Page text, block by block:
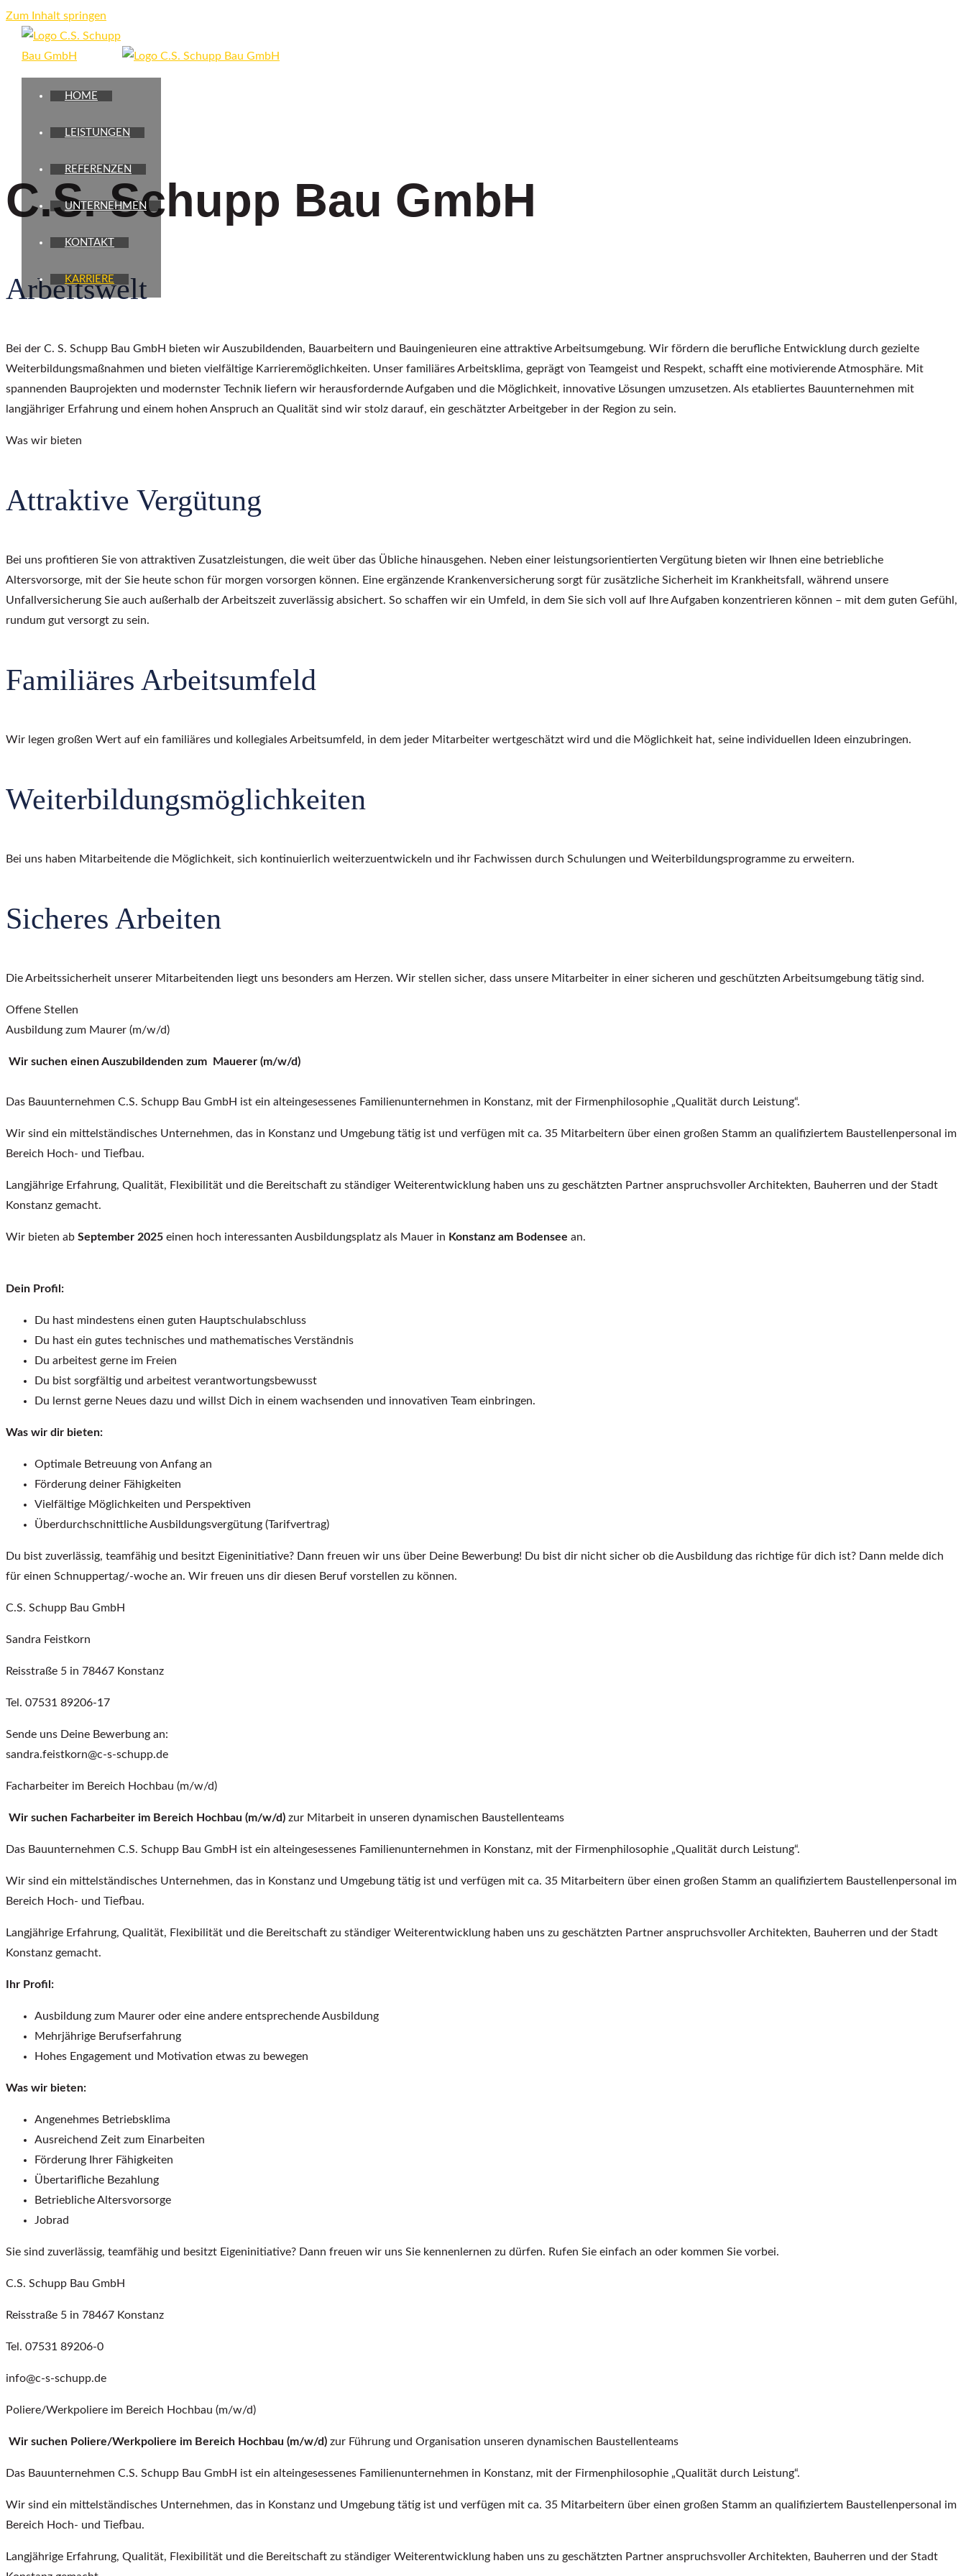
Zum Inhalt springen
HOME
LEISTUNGEN
REFERENZEN
UNTERNEHMEN
KONTAKT
KARRIERE
Ihre Karriere in der Baubranche
C.S. Schupp Bau GmbH
Arbeitswelt
Bei der C. S. Schupp Bau GmbH bieten wir Auszubildenden, Bauarbeitern und Bauingenieuren eine attraktive Arbeitsumgebung. Wir fördern die berufliche Entwicklung durch gezielte
Weiterbildungsmaßnahmen und bieten vielfältige Karrieremöglichkeiten. Unser familiäres Arbeitsklima, geprägt von Teamgeist und Respekt, schafft eine motivierende Atmosphäre. Mit
spannenden Bauprojekten und modernster Technik liefern wir herausfordernde Aufgaben und die Möglichkeit, innovative Lösungen umzusetzen. Als etabliertes Bauunternehmen mit
langjähriger Erfahrung und einem hohen Anspruch an Qualität sind wir stolz darauf, ein geschätzter Arbeitgeber in der Region zu sein.
Was wir bieten
Attraktive Vergütung
Bei uns profitieren Sie von attraktiven Zusatzleistungen, die weit über das Übliche hinausgehen. Neben einer leistungsorientierten Vergütung bieten wir Ihnen eine betriebliche
Altersvorsorge, mit der Sie heute schon für morgen vorsorgen können. Eine ergänzende Krankenversicherung sorgt für zusätzliche Sicherheit im Krankheitsfall, während unsere
Unfallversicherung Sie auch außerhalb der Arbeitszeit zuverlässig absichert. So schaffen wir ein Umfeld, in dem Sie sich voll auf Ihre Aufgaben konzentrieren können – mit dem guten Gefühl,
rundum gut versorgt zu sein.
Familiäres Arbeitsumfeld
Wir legen großen Wert auf ein familiäres und kollegiales Arbeitsumfeld, in dem jeder Mitarbeiter wertgeschätzt wird und die Möglichkeit hat, seine individuellen Ideen einzubringen.
Weiterbildungsmöglichkeiten
Bei uns haben Mitarbeitende die Möglichkeit, sich kontinuierlich weiterzuentwickeln und ihr Fachwissen durch Schulungen und Weiterbildungsprogramme zu erweitern.
Sicheres Arbeiten
Die Arbeitssicherheit unserer Mitarbeitenden liegt uns besonders am Herzen. Wir stellen sicher, dass unsere Mitarbeiter in einer sicheren und geschützten Arbeitsumgebung tätig sind.
Offene Stellen
Ausbildung zum Maurer (m/w/d)
Wir suchen einen Auszubildenden zum Mauerer (m/w/d)
Das Bauunternehmen C.S. Schupp Bau GmbH ist ein alteingesessenes Familienunternehmen in Konstanz, mit der Firmenphilosophie „Qualität durch Leistung“.
Wir sind ein mittelständisches Unternehmen, das in Konstanz und Umgebung tätig ist und verfügen mit ca. 35 Mitarbeitern über einen großen Stamm an qualifiziertem Baustellenpersonal im
Bereich Hoch- und Tiefbau.
Langjährige Erfahrung, Qualität, Flexibilität und die Bereitschaft zu ständiger Weiterentwicklung haben uns zu geschätzten Partner anspruchsvoller Architekten, Bauherren und der Stadt
Konstanz gemacht.
Wir bieten ab September 2025 einen hoch interessanten Ausbildungsplatz als Mauer in Konstanz am Bodensee an.
Dein Profil:
Du hast mindestens einen guten Hauptschulabschluss
Du hast ein gutes technisches und mathematisches Verständnis
Du arbeitest gerne im Freien
Du bist sorgfältig und arbeitest verantwortungsbewusst
Du lernst gerne Neues dazu und willst Dich in einem wachsenden und innovativen Team einbringen.
Was wir dir bieten:
Optimale Betreuung von Anfang an
Förderung deiner Fähigkeiten
Vielfältige Möglichkeiten und Perspektiven
Überdurchschnittliche Ausbildungsvergütung (Tarifvertrag)
Du bist zuverlässig, teamfähig und besitzt Eigeninitiative? Dann freuen wir uns über Deine Bewerbung! Du bist dir nicht sicher ob die Ausbildung das richtige für dich ist? Dann melde dich
für einen Schnuppertag/-woche an. Wir freuen uns dir diesen Beruf vorstellen zu können.
C.S. Schupp Bau GmbH
Sandra Feistkorn
Reisstraße 5 in 78467 Konstanz
Tel. 07531 89206-17
Sende uns Deine Bewerbung an:
sandra.feistkorn@c-s-schupp.de
Facharbeiter im Bereich Hochbau (m/w/d)
Wir suchen Facharbeiter im Bereich Hochbau (m/w/d) zur Mitarbeit in unseren dynamischen Baustellenteams
Das Bauunternehmen C.S. Schupp Bau GmbH ist ein alteingesessenes Familienunternehmen in Konstanz, mit der Firmenphilosophie „Qualität durch Leistung“.
Wir sind ein mittelständisches Unternehmen, das in Konstanz und Umgebung tätig ist und verfügen mit ca. 35 Mitarbeitern über einen großen Stamm an qualifiziertem Baustellenpersonal im
Bereich Hoch- und Tiefbau.
Langjährige Erfahrung, Qualität, Flexibilität und die Bereitschaft zu ständiger Weiterentwicklung haben uns zu geschätzten Partner anspruchsvoller Architekten, Bauherren und der Stadt
Konstanz gemacht.
Ihr Profil:
Ausbildung zum Maurer oder eine andere entsprechende Ausbildung
Mehrjährige Berufserfahrung
Hohes Engagement und Motivation etwas zu bewegen
Was wir bieten:
Angenehmes Betriebsklima
Ausreichend Zeit zum Einarbeiten
Förderung Ihrer Fähigkeiten
Übertarifliche Bezahlung
Betriebliche Altersvorsorge
Jobrad
Sie sind zuverlässig, teamfähig und besitzt Eigeninitiative? Dann freuen wir uns Sie kennenlernen zu dürfen. Rufen Sie einfach an oder kommen Sie vorbei.
C.S. Schupp Bau GmbH
Reisstraße 5 in 78467 Konstanz
Tel. 07531 89206-0
info@c-s-schupp.de
Poliere/Werkpoliere im Bereich Hochbau (m/w/d)
Wir suchen Poliere/Werkpoliere im Bereich Hochbau (m/w/d) zur Führung und Organisation unseren dynamischen Baustellenteams
Das Bauunternehmen C.S. Schupp Bau GmbH ist ein alteingesessenes Familienunternehmen in Konstanz, mit der Firmenphilosophie „Qualität durch Leistung“.
Wir sind ein mittelständisches Unternehmen, das in Konstanz und Umgebung tätig ist und verfügen mit ca. 35 Mitarbeitern über einen großen Stamm an qualifiziertem Baustellenpersonal im
Bereich Hoch- und Tiefbau.
Langjährige Erfahrung, Qualität, Flexibilität und die Bereitschaft zu ständiger Weiterentwicklung haben uns zu geschätzten Partner anspruchsvoller Architekten, Bauherren und der Stadt